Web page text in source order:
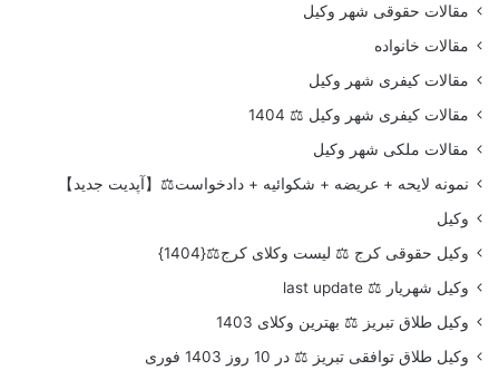
مقالات حقوقی شهر وکیل
مقالات خانواده
مقالات کیفری شهر وکیل
مقالات کیفری شهر وکیل ⚖️ 1404
مقالات ملکی شهر وکیل
نمونه لایحه + عریضه + شکوائیه + دادخواست⚖️【آپدیت جدید】
وکیل
وکیل حقوقی کرج ⚖️ لیست وکلای کرج⚖️{1404}
وکیل شهریار ⚖️ last update
وکیل طلاق تبریز ⚖️ بهترین وکلای 1403
وکیل طلاق توافقی تبریز ⚖️ در 10 روز 1403 فوری